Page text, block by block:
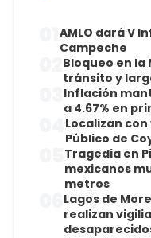
AMLO dará V
Campeche
Bloqueo en la
tránsito y
Inflación
a 4.67% en
Localizan
Público de
Tragedia en
mexicanos
metros
Lagos de
realizan